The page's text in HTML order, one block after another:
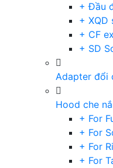
+ Đầu
+ XQD
+ CF
+ SD
Adapter đổi
Hood che
+ For
+ For
+ For
+ For